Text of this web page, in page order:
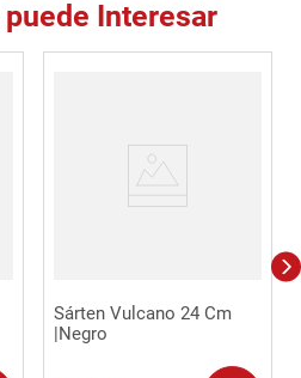
Interesar
Sárten Vulcano 24 Cm
|Negro